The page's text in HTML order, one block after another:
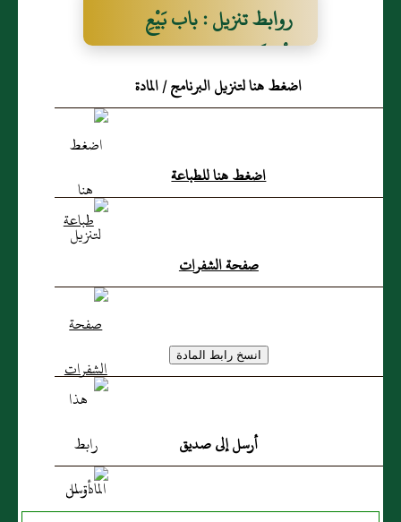
روابط تنزيل : باب بَيْعِ
الْمُلاَمَسَةِ
اضغط هنا لتنزيل البرنامج / المادة
اضغط هنا للطباعة
صفحة الشفرات
أرسل إلى صديق